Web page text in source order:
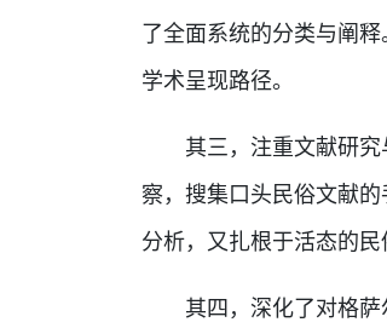
了全面系统的分类与阐
学术呈现路径。
其三，注重文献研
察，搜集口头民俗文献
分析，又扎根于活态的民
其四，深化了对格